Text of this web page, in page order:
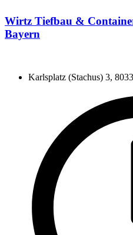
Wirtz Tiefbau &
Bayern
Karlsplatz (Stachus) 3,